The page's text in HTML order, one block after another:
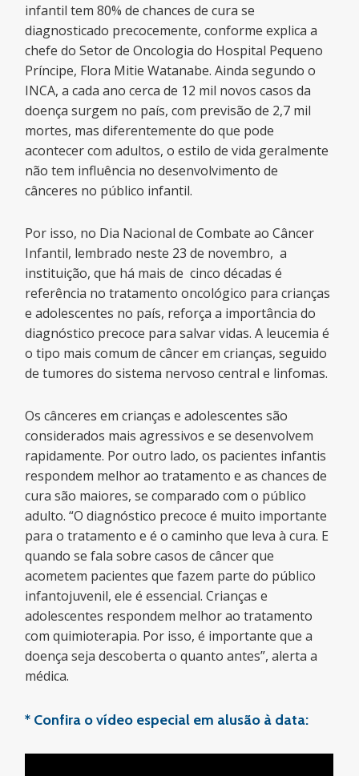
infantil tem 80% de chances de cura se
diagnosticado precocemente, conforme explica a
chefe do Setor de Oncologia do Hospital Pequeno
Príncipe, Flora Mitie Watanabe. Ainda segundo o
INCA, a cada ano cerca de 12 mil novos casos da
doença surgem no país, com previsão de 2,7 mil
mortes, mas diferentemente do que pode
acontecer com adultos, o estilo de vida geralmente
não tem influência no desenvolvimento de
cânceres no público infantil.
Por isso, no Dia Nacional de Combate ao Câncer
Infantil, lembrado neste 23 de novembro, a
instituição, que há mais de cinco décadas é
referência no tratamento oncológico para crianças
e adolescentes no país, reforça a importância do
diagnóstico precoce para salvar vidas. A leucemia é
o tipo mais comum de câncer em crianças, seguido
de tumores do sistema nervoso central e linfomas.
Os cânceres em crianças e adolescentes são
considerados mais agressivos e se desenvolvem
rapidamente. Por outro lado, os pacientes infantis
respondem melhor ao tratamento e as chances de
cura são maiores, se comparado com o público
adulto. “O diagnóstico precoce é muito importante
para o tratamento e é o caminho que leva à cura. E
quando se fala sobre casos de câncer que
acometem pacientes que fazem parte do público
infantojuvenil, ele é essencial. Crianças e
adolescentes respondem melhor ao tratamento
com quimioterapia. Por isso, é importante que a
doença seja descoberta o quanto antes”, alerta a
médica.
* Confira o vídeo especial em alusão à data: